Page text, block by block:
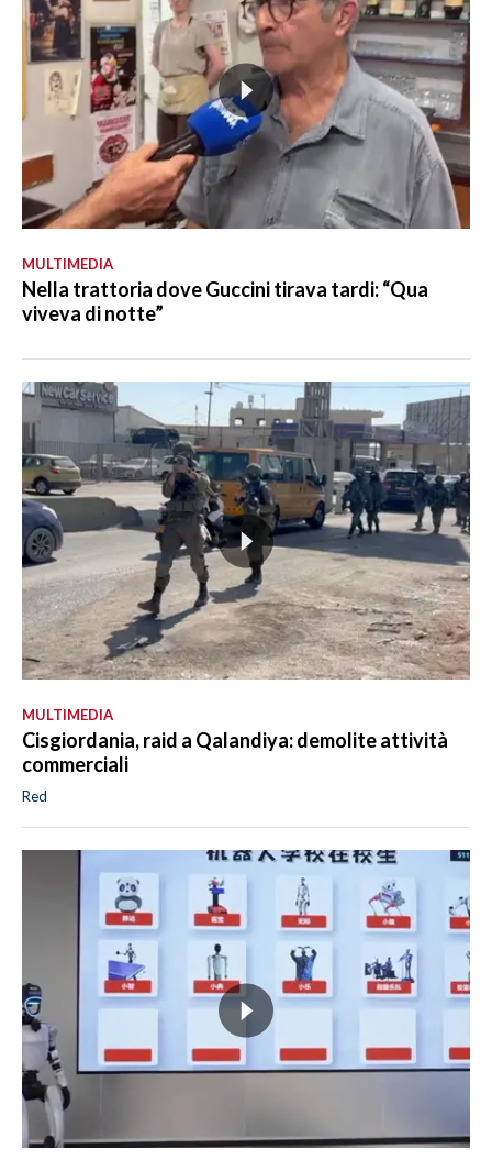
MULTIMEDIA
Nella trattoria dove Guccini tirava tardi: “Qua
viveva di notte”
MULTIMEDIA
Cisgiordania, raid a Qalandiya: demolite attività
commerciali
Red